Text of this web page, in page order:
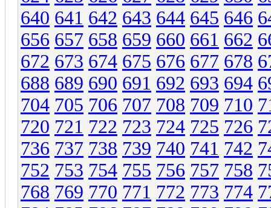
640 641 642 643 644 645 646
656 657 658 659 660 661 662
672 673 674 675 676 677 678
688 689 690 691 692 693 694
704 705 706 707 708 709 710
720 721 722 723 724 725 726
736 737 738 739 740 741 742
752 753 754 755 756 757 758
768 769 770 771 772 773 774